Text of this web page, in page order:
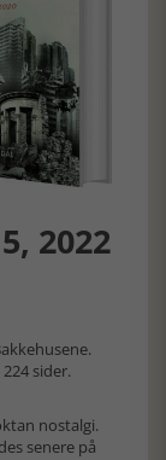
2022
sider.
nostalgi.
senere på